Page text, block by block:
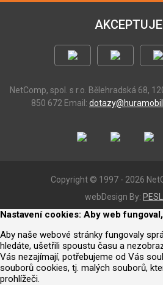
NetComp, spol. s r.o. Bělehradská 68,
850 672 Email:
Copyright © 1997 - 2026
webDesign By:
Nastavení cookies: Aby web
Aby naše webové stránky fungovaly
hledáte, ušetřili spoustu času a
Vás nezajímají, potřebujeme od Vás
souborů cookies, tj. malých souborů,
prohlížeči.